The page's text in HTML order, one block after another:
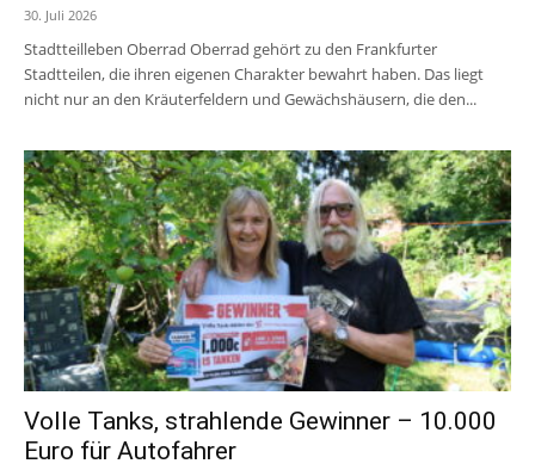
30. Juli 2026
Stadtteilleben Oberrad Oberrad gehört zu den Frankfurter
Stadtteilen, die ihren eigenen Charakter bewahrt haben. Das liegt
nicht nur an den Kräuterfeldern und Gewächshäusern, die den...
Volle Tanks, strahlende Gewinner – 10.000
Euro für Autofahrer